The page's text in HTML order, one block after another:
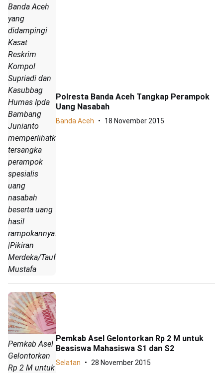
Banda Aceh
yang
didampingi
Kasat
Reskrim
Kompol
Supriadi dan
Kasubbag
Humas Ipda
Bambang
Junianto
memperlihatkan
tersangka
perampok
spesialis
uang
nasabah
beserta uang
hasil
rampokannya.
|Pikiran
Merdeka/Taufan
Mustafa
Polresta Banda Aceh Tangkap Perampok
Uang Nasabah
Banda Aceh 18 November 2015
Pemkab Asel
Gelontorkan
Rp 2 M untuk
Pemkab Asel Gelontorkan Rp 2 M untuk
Beasiswa Mahasiswa S1 dan S2
Selatan 28 November 2015